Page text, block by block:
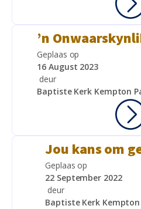
’n
Geplaas op
16 August 2023
deur
Baptiste Kerk Kempton
Jou kans om
Geplaas op
22 September 2022
deur
Baptiste Kerk